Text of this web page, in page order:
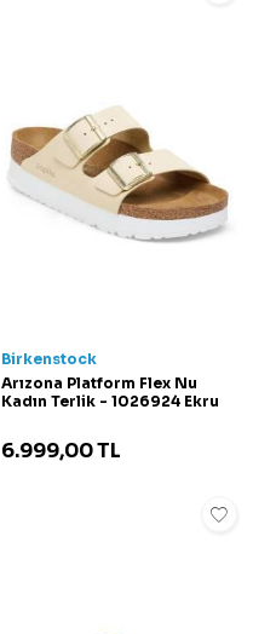
Birkenstock
Arızona Platform Flex Nu
Kadın Terlik - 1026924 Ekru
6.999,00TL